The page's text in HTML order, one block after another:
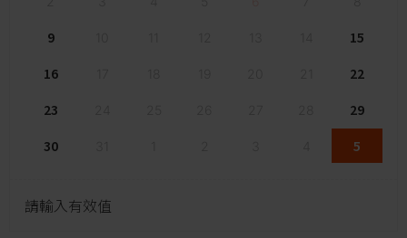
9
15
16
22
23
29
30
5
請輸入有效值